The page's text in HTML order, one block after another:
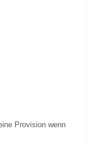
Provision wenn